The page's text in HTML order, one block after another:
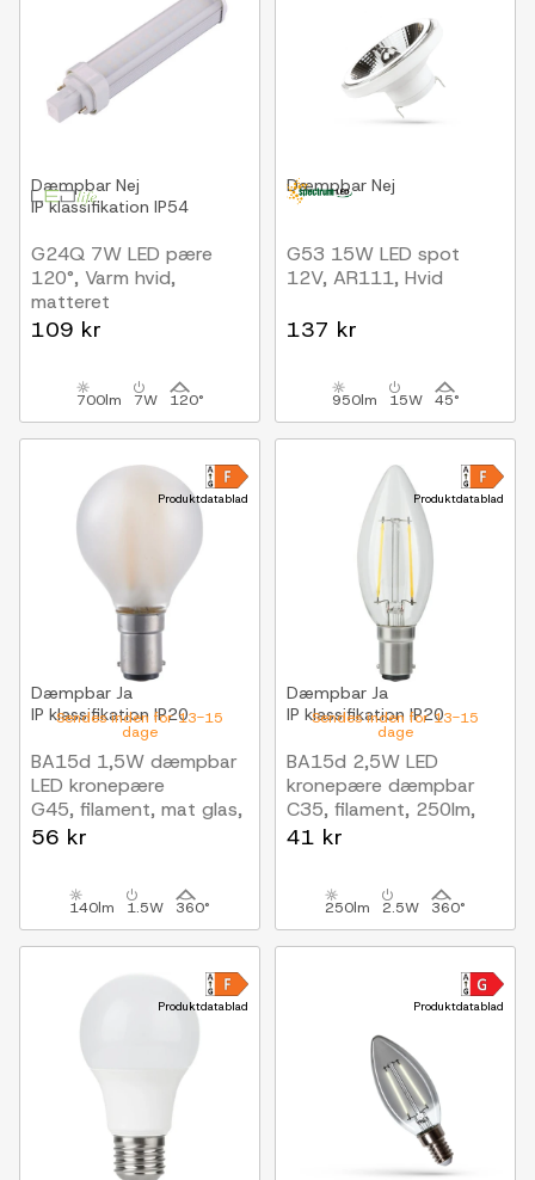
Dæmpbar Nej
IP klassifikation IP54
G24Q 7W LED pære
120°, Varm hvid,
matteret
109 kr
700lm 7W 120°
Dæmpbar Nej
G53 15W LED spot
12V, AR111, Hvid
137 kr
950lm 15W 45°
Produktdatablad
Sendes inden for 13-15
dage
Dæmpbar Ja
IP klassifikation IP20
BA15d 1,5W dæmpbar
LED kronepære
G45, filament, mat glas,
2500K
56 kr
140lm 1.5W 360°
Produktdatablad
Sendes inden for 13-15
dage
Dæmpbar Ja
IP klassifikation IP20
BA15d 2,5W LED
kronepære dæmpbar
C35, filament, 250lm,
2500K, klart glas
41 kr
250lm 2.5W 360°
Produktdatablad Produktdatablad